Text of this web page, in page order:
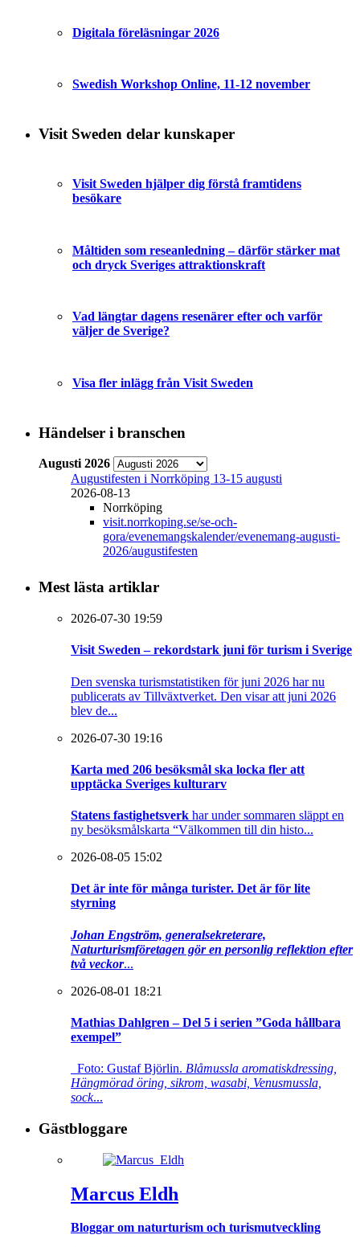
Digitala föreläsningar 2026
Swedish Workshop Online, 11-12 november
Visit Sweden delar kunskaper
Visit Sweden hjälper dig förstå framtidens
besökare
Måltiden som reseanledning – därför stärker mat
och dryck Sveriges attraktionskraft
Vad längtar dagens resenärer efter och varför
väljer de Sverige?
Visa fler inlägg från Visit Sweden
Händelser i branschen
Augusti 2026
Augustifesten i Norrköping 13-15 augusti
2026-08-13
Norrköping
visit.norrkoping.se/se-och-
gora/evenemangskalender/evenemang-augusti-
2026/augustifesten
Mest lästa artiklar
2026-07-30 19:59
Visit Sweden – rekordstark juni för turism i Sverige
Den svenska turismstatistiken för juni 2026 har nu
publicerats av Tillväxtverket. Den visar att juni 2026
blev de...
2026-07-30 19:16
Karta med 206 besöksmål ska locka fler att
upptäcka Sveriges kulturarv
Statens fastighetsverk har under sommaren släppt en
ny besöksmålskarta “Välkommen till din histo...
2026-08-05 15:02
Det är inte för många turister. Det är för lite
styrning
Johan Engström, generalsekreterare,
Naturturismföretagen gör en personlig reflektion efter
två veckor...
2026-08-01 18:21
Mathias Dahlgren – Del 5 i serien ”Goda hållbara
exempel”
Foto: Gustaf Björlin. Blåmussla aromatiskdressing,
Hängmörad öring, sikrom, wasabi, Venusmussla,
sock...
Gästbloggare
Marcus Eldh
Bloggar om naturturism och turismutveckling